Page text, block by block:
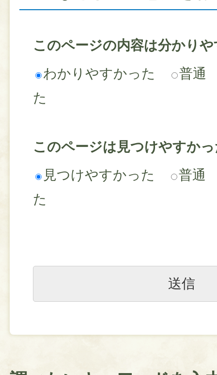
このページの内容は分かり
わかりやすかった
普通
た
このページは見つけやすか
見つけやすかった
普通
た